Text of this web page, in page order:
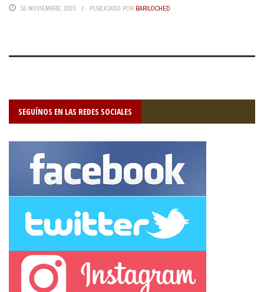
10 NOVIEMBRE, 2023 PUBLICADO POR BARILOCHED
SEGUÍNOS EN LAS REDES SOCIALES